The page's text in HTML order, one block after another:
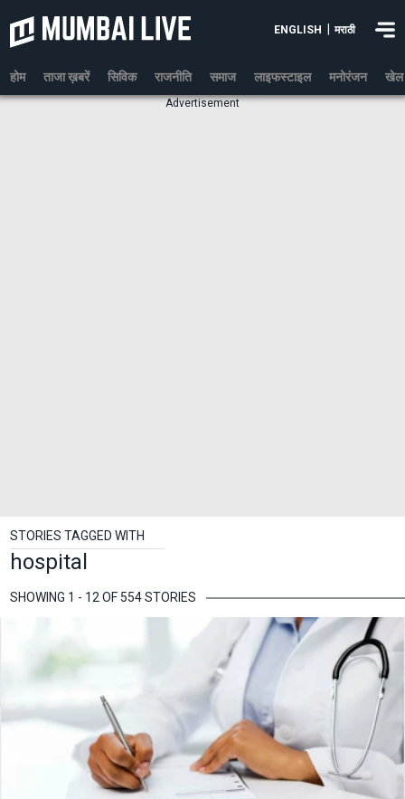
ENGLISH मराठी
होम ताजा ख़बरें सिविक राजनीति समाज लाइफस्टाइल मनोरंजन खेल
Advertisement
STORIES TAGGED WITH
hospital
SHOWING 1 - 12 OF 554 STORIES